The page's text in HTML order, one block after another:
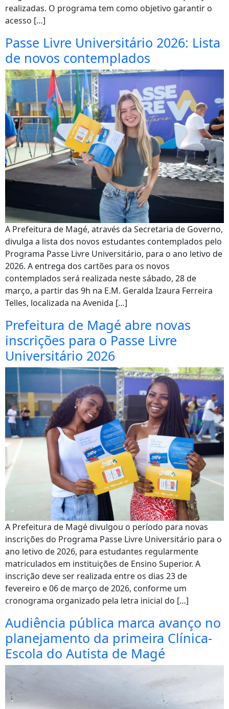
realizadas. O programa tem como objetivo garantir o
acesso […]
Passe Livre Universitário 2026: Lista
de novos contemplados
A Prefeitura de Magé, através da Secretaria de Governo,
divulga a lista dos novos estudantes contemplados pelo
Programa Passe Livre Universitário, para o ano letivo de
2026. A entrega dos cartões para os novos
contemplados será realizada neste sábado, 28 de
março, a partir das 9h na E.M. Geralda Izaura Ferreira
Telles, localizada na Avenida […]
Prefeitura de Magé abre novas
inscrições para o Passe Livre
Universitário 2026
A Prefeitura de Magé divulgou o período para novas
inscrições do Programa Passe Livre Universitário para o
ano letivo de 2026, para estudantes regularmente
matriculados em instituições de Ensino Superior. A
inscrição deve ser realizada entre os dias 23 de
fevereiro e 06 de março de 2026, conforme um
cronograma organizado pela letra inicial do […]
Audiência pública marca avanço no
planejamento da primeira Clínica-
Escola do Autista de Magé